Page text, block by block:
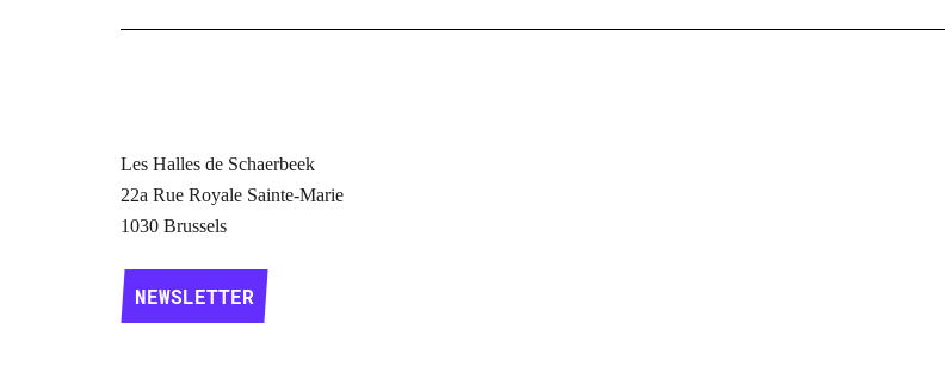
Les Halles de Schaerbeek
22a Rue Royale Sainte-Marie
1030 Brussels
NEWSLETTER
NEWSLETTER